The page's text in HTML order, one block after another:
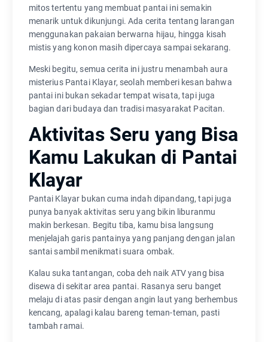
mitos tertentu yang membuat pantai ini semakin
menarik untuk dikunjungi. Ada cerita tentang larangan
menggunakan pakaian berwarna hijau, hingga kisah
mistis yang konon masih dipercaya sampai sekarang.
Meski begitu, semua cerita ini justru menambah aura
misterius Pantai Klayar, seolah memberi kesan bahwa
pantai ini bukan sekadar tempat wisata, tapi juga
bagian dari budaya dan tradisi masyarakat Pacitan.
Aktivitas Seru yang Bisa
Kamu Lakukan di Pantai
Klayar
Pantai Klayar bukan cuma indah dipandang, tapi juga
punya banyak aktivitas seru yang bikin liburanmu
makin berkesan. Begitu tiba, kamu bisa langsung
menjelajah garis pantainya yang panjang dengan jalan
santai sambil menikmati suara ombak.
Kalau suka tantangan, coba deh naik ATV yang bisa
disewa di sekitar area pantai. Rasanya seru banget
melaju di atas pasir dengan angin laut yang berhembus
kencang, apalagi kalau bareng teman-teman, pasti
tambah ramai.